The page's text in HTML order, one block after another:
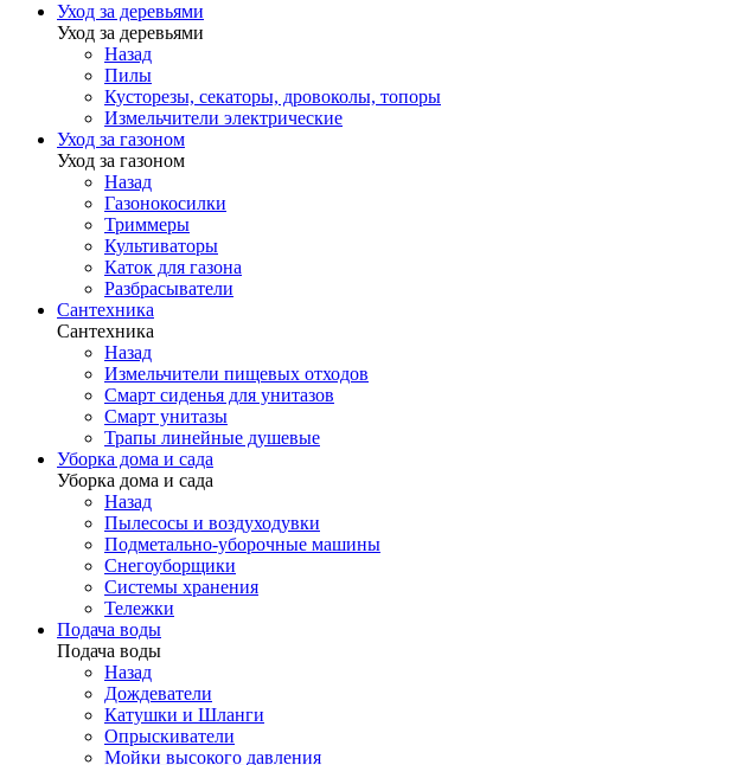
Уход за деревьями
Уход за деревьями
Назад
Пилы
Кусторезы, секаторы, дровоколы, топоры
Измельчители электрические
Уход за газоном
Уход за газоном
Назад
Газонокосилки
Триммеры
Культиваторы
Каток для газона
Разбрасыватели
Сантехника
Сантехника
Назад
Измельчители пищевых отходов
Смарт сиденья для унитазов
Смарт унитазы
Трапы линейные душевые
Уборка дома и сада
Уборка дома и сада
Назад
Пылесосы и воздуходувки
Подметально-уборочные машины
Снегоуборщики
Системы хранения
Тележки
Подача воды
Подача воды
Назад
Дождеватели
Катушки и Шланги
Опрыскиватели
Мойки высокого давления